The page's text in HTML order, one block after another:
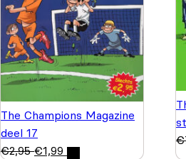
The Champions Magazine
deel 17
€2,95 €1,99
€